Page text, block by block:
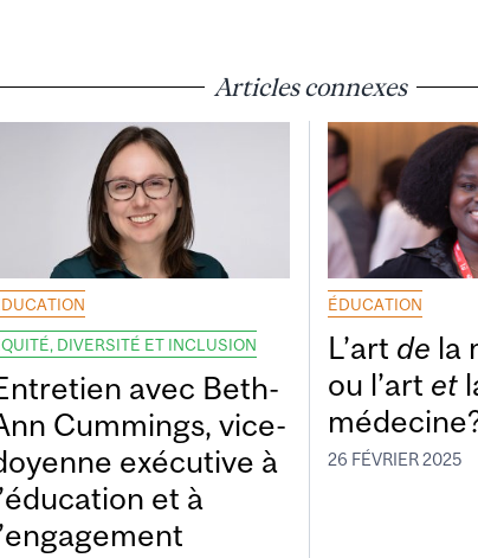
Articles connexes
DIVERSITÉ ET INCLUSION
avec Beth-
Cummings, vice-
exécutive à
et à
ÉDUCATION
L’art de la
ou l’art et
26 FÉVRIER 2025